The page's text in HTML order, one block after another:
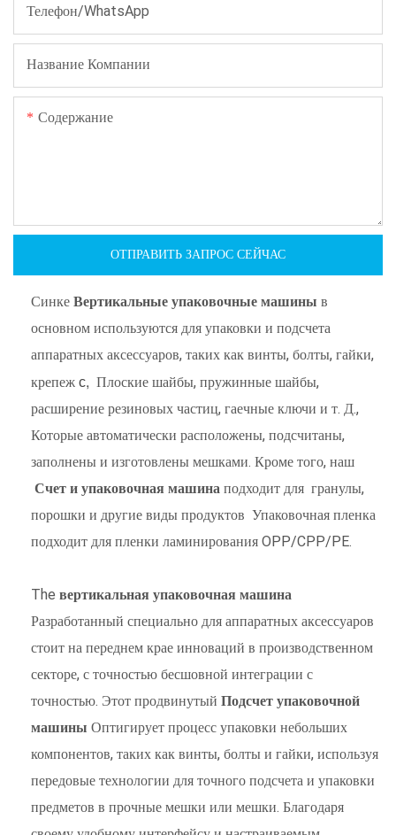
Телефон/WhatsApp
Название Компании
Содержание
ОТПРАВИТЬ ЗАПРОС СЕЙЧАС
СинкеВертикальные упаковочные машины в
основном используются для упаковки и подсчета
аппаратных аксессуаров, таких как винты, болты, гайки,
крепежс, Плоские шайбы, пружинные шайбы,
расширение резиновых частиц, гаечные ключи и т. Д.,
Которые автоматически расположены, подсчитаны,
заполнены и изготовлены мешками. Кроме того, наш
Счет и упаковочная машинаподходит для гранулы,
порошки и другие виды продуктов Упаковочная пленка
подходит для пленки ламинирования OPP/CPP/PE.
The вертикальная упаковочная машина
Разработанный специально для аппаратных аксессуаров
стоит на переднем крае инноваций в производственном
секторе, с точностью бесшовной интеграции с
точностью. Этот продвинутый Подсчет упаковочной
машины Оптигирует процесс упаковки небольших
компонентов, таких как винты, болты и гайки, используя
передовые технологии для точного подсчета и упаковки
предметов в прочные мешки или мешки. Благодаря